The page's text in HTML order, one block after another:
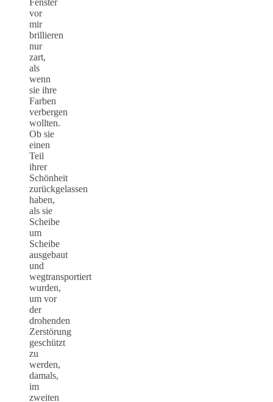
vor
mir
brillieren
nur
zart,
als
wenn
sie ihre
Farben
verbergen
wollten.
Ob sie
einen
Teil
ihrer
Schönheit
zurückgelassen
haben,
als sie
Scheibe
um
Scheibe
ausgebaut
und
wegtransportiert
wurden,
um vor
der
drohenden
Zerstörung
geschützt
zu
werden,
damals,
im
zweiten